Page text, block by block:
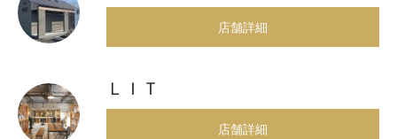
店舗詳細
ＬＩＴ
店舗詳細